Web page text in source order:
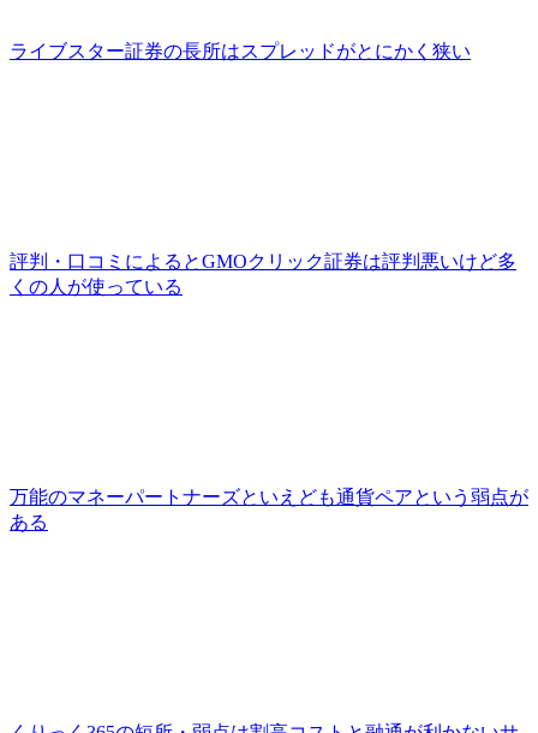
ライブスター証券の長所はスプレッドがとにかく狭い
評判・口コミによるとGMOクリック証券は評判悪いけど多
くの人が使っている
万能のマネーパートナーズといえども通貨ペアという弱点が
ある